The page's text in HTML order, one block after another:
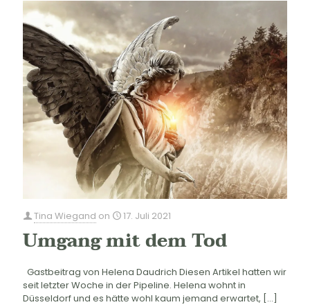
Tina Wiegand on 17. Juli 2021
Umgang mit dem Tod
Gastbeitrag von Helena Daudrich Diesen Artikel hatten wir
seit letzter Woche in der Pipeline. Helena wohnt in
Düsseldorf und es hätte wohl kaum jemand erwartet, […]